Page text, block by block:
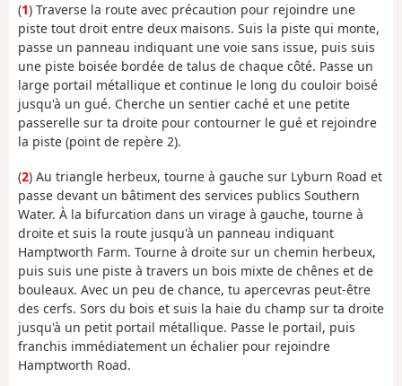
(1) Traverse la route avec précaution pour rejoindre une
piste tout droit entre deux maisons. Suis la piste qui monte,
passe un panneau indiquant une voie sans issue, puis suis
une piste boisée bordée de talus de chaque côté. Passe un
large portail métallique et continue le long du couloir boisé
jusqu'à un gué. Cherche un sentier caché et une petite
passerelle sur ta droite pour contourner le gué et rejoindre
la piste (point de repère 2).
(2) Au triangle herbeux, tourne à gauche sur Lyburn Road et
passe devant un bâtiment des services publics Southern
Water. À la bifurcation dans un virage à gauche, tourne à
droite et suis la route jusqu'à un panneau indiquant
Hamptworth Farm. Tourne à droite sur un chemin herbeux,
puis suis une piste à travers un bois mixte de chênes et de
bouleaux. Avec un peu de chance, tu apercevras peut-être
des cerfs. Sors du bois et suis la haie du champ sur ta droite
jusqu'à un petit portail métallique. Passe le portail, puis
franchis immédiatement un échalier pour rejoindre
Hamptworth Road.